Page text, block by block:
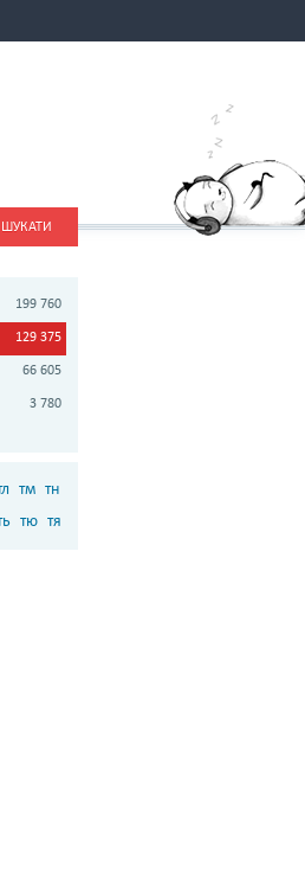
ШУКАТИ
199 760
129 375
66 605
3 780
тм тн
тю тя